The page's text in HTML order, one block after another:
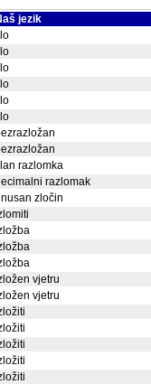
jezik
razlomka
razlomak
zločin
vjetru
vjetru